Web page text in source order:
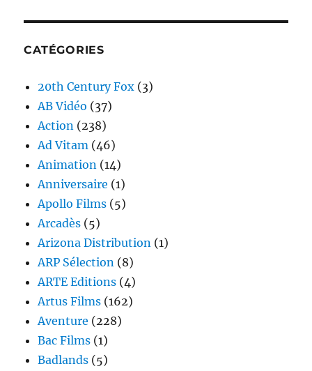
CATÉGORIES
20th Century Fox (3)
AB Vidéo (37)
Action (238)
Ad Vitam (46)
Animation (14)
Anniversaire (1)
Apollo Films (5)
Arcadès (5)
Arizona Distribution (1)
ARP Sélection (8)
ARTE Editions (4)
Artus Films (162)
Aventure (228)
Bac Films (1)
Badlands (5)